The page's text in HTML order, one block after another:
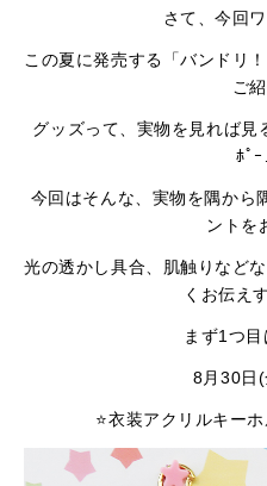
さて、今回
この夏に発売する「バンドリ
ご
グッズって、実物を見れば見
ﾎﾟ
今回はそんな、実物を隅から
ントを
光の透かし具合、肌触りなど
くお伝え
まず1つ目
8月30日(
⭐衣装アクリルキー